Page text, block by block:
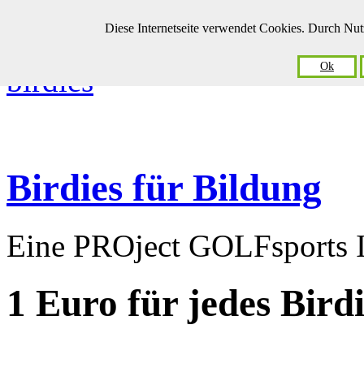
Birdies für Bildung
Eine PROject GOLFsports
1 Euro für jedes
Diese Internetseite verwendet Cookies. Durch
Ok